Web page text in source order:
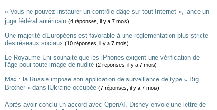
« Vous ne pouvez instaurer un contrôle dâge sur tout Internet », lance un
juge fédéral américain (4 réponses, il y a 7 mois)
Une majorité d'Européens est favorable à une réglementation plus stricte
des réseaux sociaux (10 réponses, il y a 7 mois)
Le Royaume-Uni souhaite que les iPhones exigent une vérification de
l'âge pour toute image de nudité (2 réponses, il y a 7 mois)
Max : la Russie impose son application de surveillance de type « Big
Brother » dans lUkraine occupée (7 réponses, il y a 7 mois)
Après avoir conclu un accord avec OpenAI, Disney envoie une lettre de